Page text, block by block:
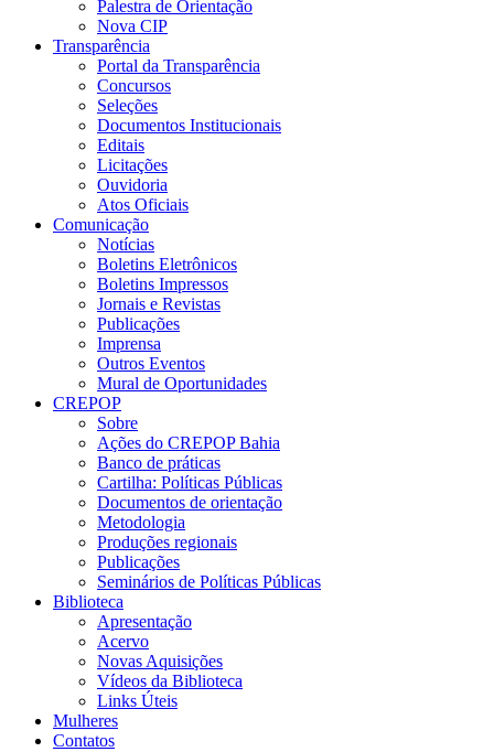
Palestra de Orientação
Nova CIP
Transparência
Portal da Transparência
Concursos
Seleções
Documentos Institucionais
Editais
Licitações
Ouvidoria
Atos Oficiais
Comunicação
Notícias
Boletins Eletrônicos
Boletins Impressos
Jornais e Revistas
Publicações
Imprensa
Outros Eventos
Mural de Oportunidades
CREPOP
Sobre
Ações do CREPOP Bahia
Banco de práticas
Cartilha: Políticas Públicas
Documentos de orientação
Metodologia
Produções regionais
Publicações
Seminários de Políticas Públicas
Biblioteca
Apresentação
Acervo
Novas Aquisições
Vídeos da Biblioteca
Links Úteis
Mulheres
Contatos